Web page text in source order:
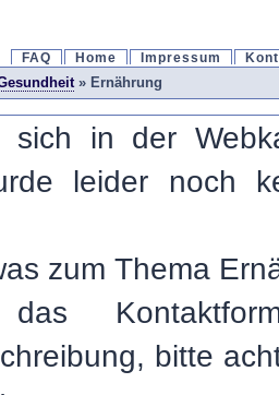
FAQ Home Impressum
» Ernährung
sich in der
leider noch
zum Thema
bitte